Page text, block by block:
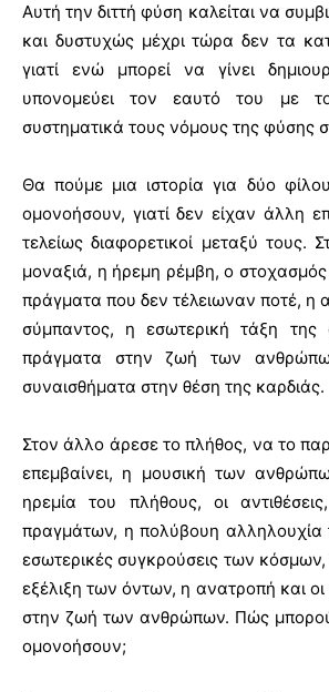
Αυτή την διττή φύση καλείται να
και δυστυχώς μέχρι τώρα δεν τα
γιατί ενώ μπορεί να γίνει
υπονομεύει τον εαυτό του με
συστηματικά τους νόμους της φύσης
Θα πούμε μια ιστορία για δύο
ομονοήσουν, γιατί δεν είχαν άλλη
τελείως διαφορετικοί μεταξύ τους.
μοναξιά, η ήρεμη ρέμβη, ο στοχασμός
πράγματα που δεν τέλειωναν ποτέ, η
σύμπαντος, η εσωτερική τάξη
πράγματα στην ζωή των
συναισθήματα στην θέση της καρδιάς.
Στον άλλο άρεσε το πλήθος, να το
επεμβαίνει, η μουσική των
ηρεμία του πλήθους, οι
πραγμάτων, η πολύβουη αλληλουχία
εσωτερικές συγκρούσεις των κόσμων,
εξέλιξη των όντων, η ανατροπή και οι
στην ζωή των ανθρώπων. Πώς
ομονοήσουν;